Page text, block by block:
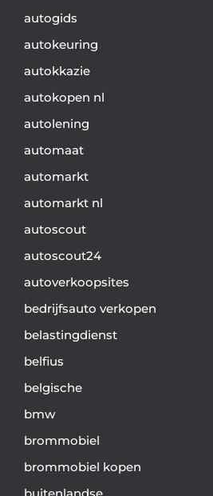
autogids
autokeuring
autokkazie
autokopen nl
autolening
automaat
automarkt
automarkt nl
autoscout
autoscout24
autoverkoopsites
bedrijfsauto verkopen
belastingdienst
belfius
belgische
bmw
brommobiel
brommobiel kopen